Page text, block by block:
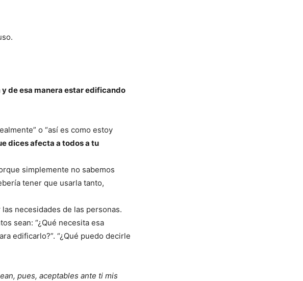
de esa manera estar edificando
o “así es como estoy
dices afecta a todos a tu
simplemente no sabemos
tener que usarla tanto,
necesidades de las personas.
sean: “¿Qué necesita esa
edificarlo?”. “¿Qué puedo decirle
pues, aceptables ante ti mis